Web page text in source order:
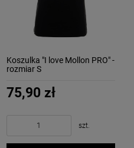
Koszulka "I love Mollon PRO" -
rozmiar S
75,90 zł
szt.